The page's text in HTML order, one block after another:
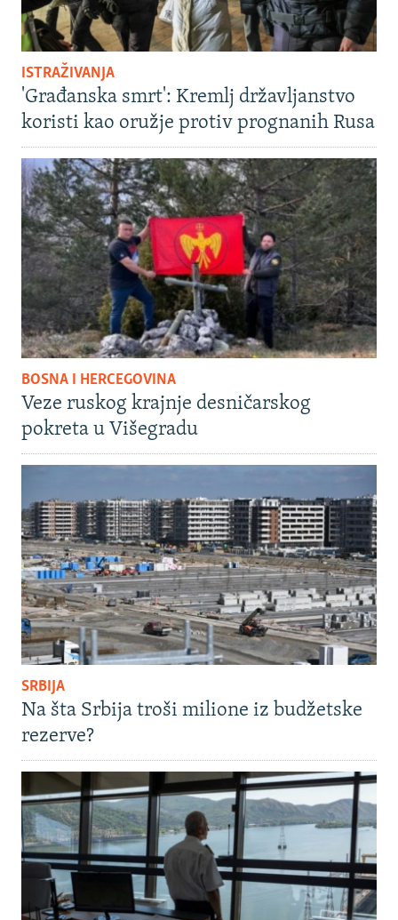
ISTRAŽIVANJA
'Građanska smrt': Kremlj državljanstvo
koristi kao oružje protiv prognanih Rusa
BOSNA I HERCEGOVINA
Veze ruskog krajnje desničarskog
pokreta u Višegradu
SRBIJA
Na šta Srbija troši milione iz budžetske
rezerve?